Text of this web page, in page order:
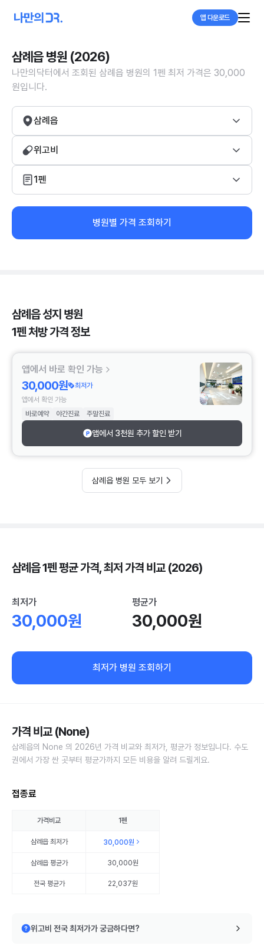
앱 다운로드
삼례읍 병원 (2026)
나만의닥터에서 조회된 삼례읍 병원의 1펜 최저 가격은 30,000
원입니다.
삼례읍
위고비
1펜
병원별 가격 조회하기
삼례읍 성지 병원
1펜 처방 가격 정보
앱에서 바로 확인 가능
30,000원
최저가
앱에서 확인 가능
바로예약
야간진료 주말진료
앱에서 3천원 추가 할인 받기
삼례읍 병원 모두 보기
삼례읍 1펜 평균 가격, 최저 가격 비교 (2026)
최저가
30,000원
평균가
30,000원
최저가 병원 조회하기
가격 비교 (None)
삼례읍의 None 의 2026년 가격 비교와 최저가, 평균가 정보입니다. 수도
권에서 가장 싼 곳부터 평균가까지 모든 비용을 알려 드릴게요.
접종료
가격비교 1펜
삼례읍최저가 30,000원
삼례읍평균가 30,000원
전국 평균가 22,037원
위고비 전국 최저가가 궁금하다면?